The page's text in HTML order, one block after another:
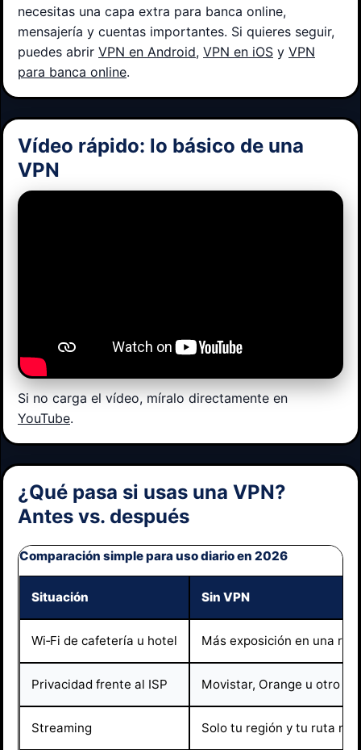
necesitas una capa extra para banca online,
mensajería y cuentas importantes. Si quieres seguir,
puedes abrir VPN en Android, VPN en iOS y VPN
para banca online.
Vídeo rápido: lo básico de una
VPN
Si no carga el vídeo, míralo directamente en
YouTube.
¿Qué pasa si usas una VPN?
Antes vs. después
Comparación simple para uso diario en 2026
Situación Sin VPN
Wi‑Fi de cafetería u hotel Más exposición en una
Privacidad frente al ISP Movistar, Orange u otro
Streaming Solo tu región y tu ruta